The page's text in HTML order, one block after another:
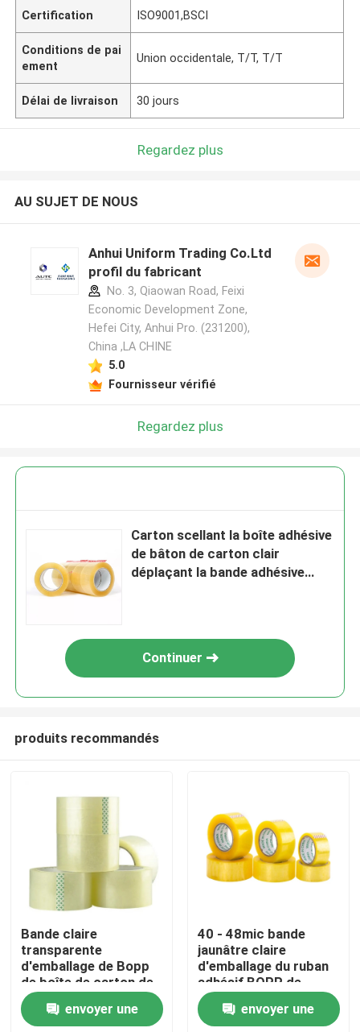
Maison
Produits
Au sujet de nous
Certification ISO9001,BSCI
Conditions de pai
ement
Union occidentale, T/T, T/T
Délai de livraison 30 jours
Regardez plus
AU SUJET DE NOUS
Anhui Uniform Trading Co.Ltd
profil du fabricant
No. 3, Qiaowan Road, Feixi
Economic Development Zone,
Hefei City, Anhui Pro. (231200),
China ,LA CHINE
5.0
Fournisseur vérifié
Regardez plus
Carton scellant la boîte adhésive
de bâton de carton clair
déplaçant la bande adhésive
Continuer
produits recommandés
Bande claire
transparente
d'emballage de Bopp
de boîte de carton de
paquet clair adhésif
de cachetage
envoyer une
40 - 48mic bande
jaunâtre claire
d'emballage du ruban
adhésif BOPP de
l'épaisseur BOPP
envoyer une